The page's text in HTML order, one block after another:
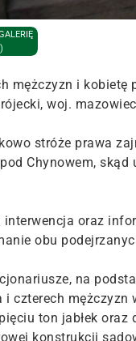
mężczyzn i kobietę
woj.
stróże prawa
Chynowem,
interwencja oraz
obu
na
i czterech mężczyzn
ton jabłek
konstrukcji